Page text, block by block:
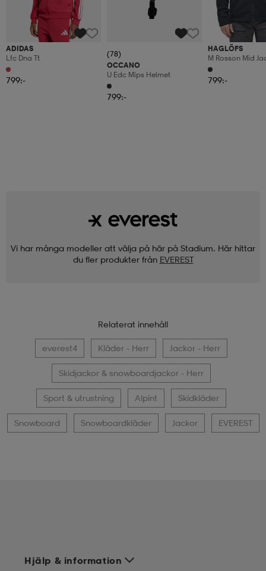
ADIDAS
Lfc Dna Tt
799:-
(78)
OCCANO
U Edc Mips Helmet
799:-
HAGLÖFS
M Rosson Mid
799:-
Vi har många modeller att välja på här på Stadium. Här hittar
du fler produkter från EVEREST
Relaterat innehåll
everest4 Kläder - Herr Jackor - Herr
Skidjackor & snowboardjackor - Herr
Sport & utrustning Alpint Skidkläder
Snowboard Snowboardkläder Jackor EVEREST
Hjälp & information